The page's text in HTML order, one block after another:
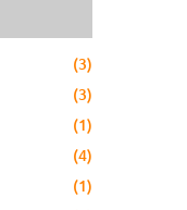
(3)
(3)
(1)
(4)
(1)